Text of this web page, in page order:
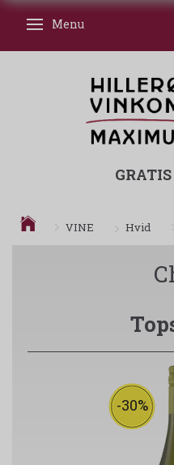
Skifte navigation
Menu
VINE Hvid
-30%